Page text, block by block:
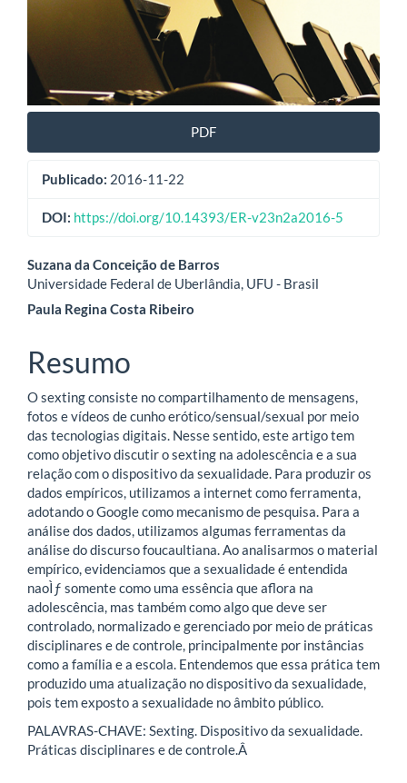
PDF
Publicado: 2016-11-22
DOI: https://doi.org/10.14393/ER-v23n2a2016-5
Conteúdo
do
principal
Suzana da Conceição de Barros
Universidade Federal de Uberlândia, UFU - Brasil
Paula Regina Costa Ribeiro
Resumo
O sexting consiste no compartilhamento de mensagens,
fotos e vídeos de cunho erótico/sensual/sexual por meio
das tecnologias digitais. Nesse sentido, este artigo tem
como objetivo discutir o sexting na adolescência e a sua
relação com o dispositivo da sexualidade. Para produzir os
dados empíricos, utilizamos a internet como ferramenta,
adotando o Google como mecanismo de pesquisa. Para a
análise dos dados, utilizamos algumas ferramentas da
análise do discurso foucaultiana. Ao analisarmos o material
empírico, evidenciamos que a sexualidade é entendida
naoÌƒ somente como uma essência que aflora na
adolescência, mas também como algo que deve ser
controlado, normalizado e gerenciado por meio de práticas
disciplinares e de controle, principalmente por instâncias
como a família e a escola. Entendemos que essa prática tem
produzido uma atualização no dispositivo da sexualidade,
pois tem exposto a sexualidade no âmbito público.
PALAVRAS-CHAVE: Sexting. Dispositivo da sexualidade.
Práticas disciplinares e de controle.Â